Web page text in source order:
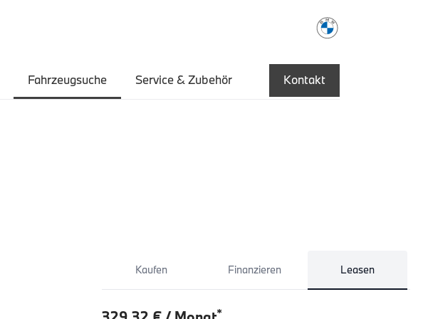
Fahrzeugsuche Service & Zubehör Kontakt
Kaufen Finanzieren Leasen
*